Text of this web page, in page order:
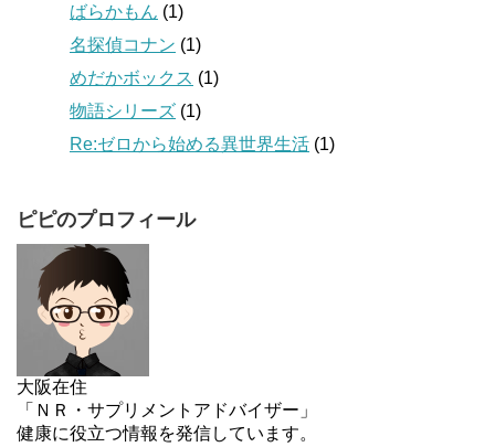
ばらかもん (1)
名探偵コナン (1)
めだかボックス (1)
物語シリーズ (1)
Re:ゼロから始める異世界生活 (1)
ピピのプロフィール
大阪在住
「ＮＲ・サプリメントアドバイザー」
健康に役立つ情報を発信しています。